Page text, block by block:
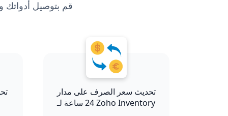
تحديث سعر الصرف على مدار
24 ساعة لـ Zoho Inventory